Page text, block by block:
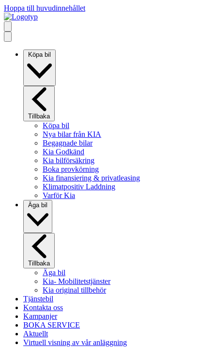
Hoppa till huvudinnehållet
Köpa bil
Tillbaka
Köpa bil
Nya bilar från KIA
Begagnade bilar
Kia Godkänd
Kia bilförsäkring
Boka provkörning
Kia finansiering & privatleasing
Klimatpositiv Laddning
Varför Kia
Äga bil
Tillbaka
Äga bil
Kia- Mobilitetstjänster
Kia original tillbehör
Tjänstebil
Kontakta oss
Kampanjer
BOKA SERVICE
Aktuellt
Virtuell visning av vår anläggning